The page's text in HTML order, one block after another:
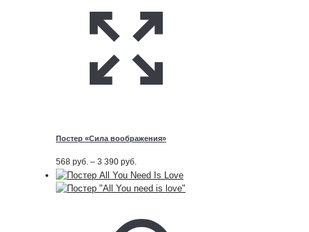
Постер «Сила воображения»
568 руб. – 3 390 руб.
цен:
568
3 390